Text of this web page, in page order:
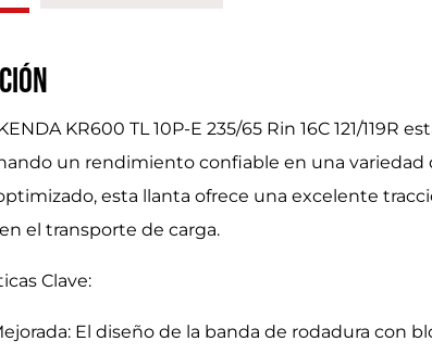
KR600 TL 10P-E 235/65 Rin 16C 121/
un rendimiento confiable en una
esta llanta ofrece una excelente
el transporte de carga.
Clave:
El diseño de la banda de rodadura